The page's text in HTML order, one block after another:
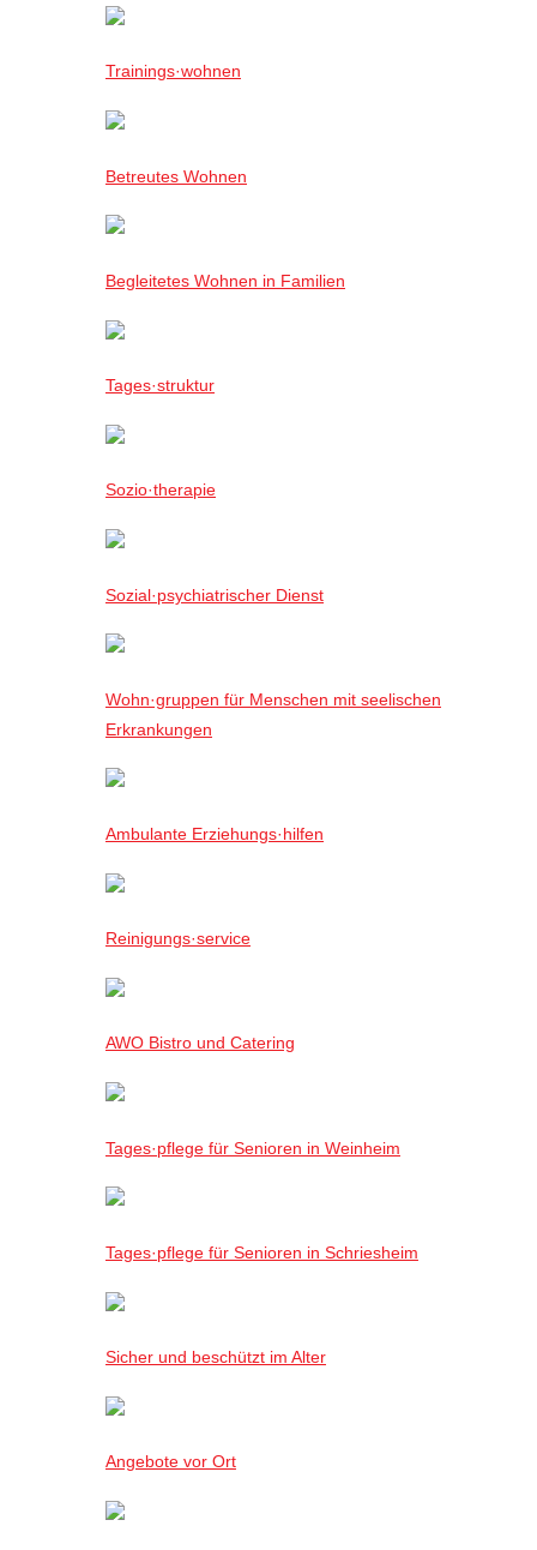
Trainings·wohnen
Betreutes Wohnen
Begleitetes Wohnen in Familien
Tages·struktur
Sozio·therapie
Sozial·psychiatrischer Dienst
Wohn·gruppen für Menschen mit seelischen
Erkrankungen
Ambulante Erziehungs·hilfen
Reinigungs·service
AWO Bistro und Catering
Tages·pflege für Senioren in Weinheim
Tages·pflege für Senioren in Schriesheim
Sicher und beschützt im Alter
Angebote vor Ort